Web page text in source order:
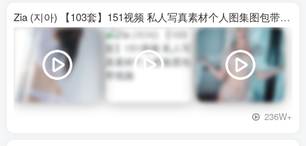
Zia (지아) 【103套】151视频 私人写真素材个人图集图包带视频
236W+